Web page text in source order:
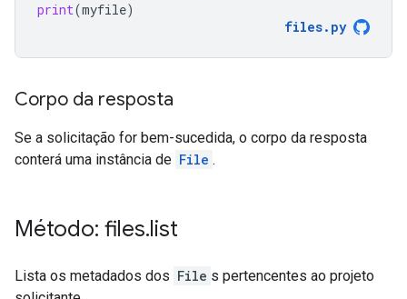
print(myfile)
files. py
Corpo da resposta
Se a solicitação for bem-sucedida, o corpo da resposta
conterá uma instância de File .
Método: files.list
Lista os metadados dos File s pertencentes ao projeto